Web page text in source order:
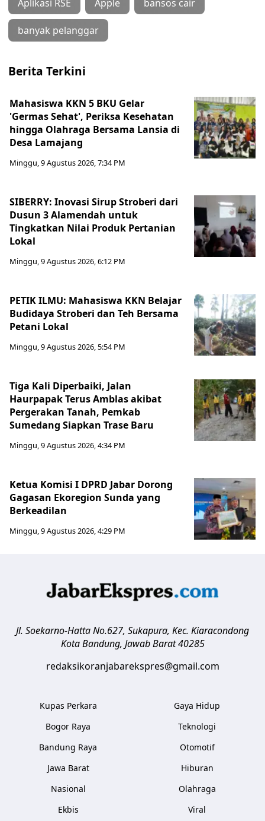
Aplikasi RSE Apple bansos cair
banyak pelanggar
Berita Terkini
Mahasiswa KKN 5 BKU Gelar
'Germas Sehat', Periksa Kesehatan
hingga Olahraga Bersama Lansia di
Desa Lamajang
Minggu, 9 Agustus 2026, 7:34 PM
SIBERRY: Inovasi Sirup Stroberi dari
Dusun 3 Alamendah untuk
Tingkatkan Nilai Produk Pertanian
Lokal
Minggu, 9 Agustus 2026, 6:12 PM
PETIK ILMU: Mahasiswa KKN Belajar
Budidaya Stroberi dan Teh Bersama
Petani Lokal
Minggu, 9 Agustus 2026, 5:54 PM
Tiga Kali Diperbaiki, Jalan
Haurpapak Terus Amblas akibat
Pergerakan Tanah, Pemkab
Sumedang Siapkan Trase Baru
Minggu, 9 Agustus 2026, 4:34 PM
Ketua Komisi I DPRD Jabar Dorong
Gagasan Ekoregion Sunda yang
Berkeadilan
Minggu, 9 Agustus 2026, 4:29 PM
Jl. Soekarno-Hatta No.627, Sukapura, Kec. Kiaracondong
Kota Bandung, Jawab Barat 40285
redaksikoranjabarekspres@gmail.com
Kupas Perkara
Bogor Raya
Bandung Raya
Jawa Barat
Nasional
Ekbis
Gaya Hidup
Teknologi
Otomotif
Hiburan
Olahraga
Viral